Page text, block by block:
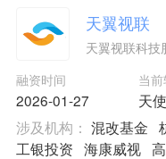
天翼视联
天翼视联科技
融资时间
2026-01-27
当
天
涉及机构： 混改基金
工银投资 海康威视